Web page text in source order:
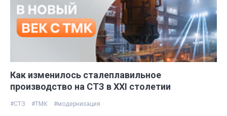
Как изменилось сталеплавильное
производство на СТЗ в ХХI столетии
#СТЗ #ТМК #модернизация